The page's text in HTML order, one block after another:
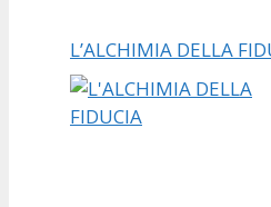
L’ALCHIMIA DELLA